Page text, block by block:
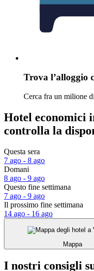
Trova l’alloggio
Cerca fra un milione
Hotel economici
controlla la
Questa sera
7 ago - 8 ago
Domani
8 ago - 9 ago
Questo fine settimana
7 ago - 9 ago
Il prossimo fine settimana
14 ago - 16 ago
Mappa
I nostri consigli